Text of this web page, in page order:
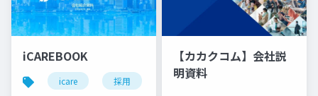
iCAREBOOK
icare 採用 カルチャーデック
【カカクコム】会社説
明資料